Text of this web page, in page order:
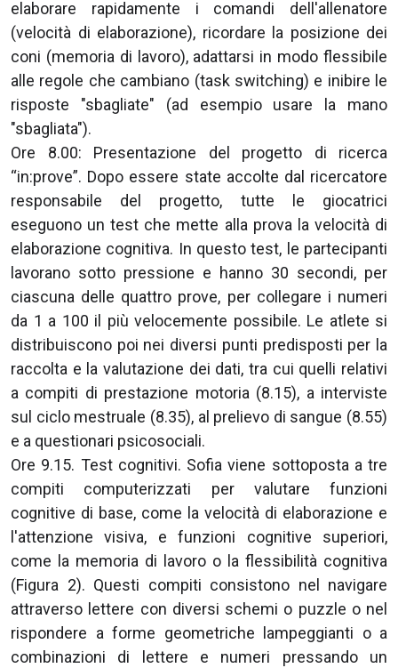
elaborare rapidamente i comandi dell'allenatore
(velocità di elaborazione), ricordare la posizione dei
coni (memoria di lavoro), adattarsi in modo flessibile
alle regole che cambiano (task switching) e inibire le
risposte "sbagliate" (ad esempio usare la mano
"sbagliata").
Ore 8.00: Presentazione del progetto di ricerca
“in:prove”. Dopo essere state accolte dal ricercatore
responsabile del progetto, tutte le giocatrici
eseguono un test che mette alla prova la velocità di
elaborazione cognitiva. In questo test, le partecipanti
lavorano sotto pressione e hanno 30 secondi, per
ciascuna delle quattro prove, per collegare i numeri
da 1 a 100 il più velocemente possibile. Le atlete si
distribuiscono poi nei diversi punti predisposti per la
raccolta e la valutazione dei dati, tra cui quelli relativi
a compiti di prestazione motoria (8.15), a interviste
sul ciclo mestruale (8.35), al prelievo di sangue (8.55)
e a questionari psicosociali.
Ore 9.15. Test cognitivi. Sofia viene sottoposta a tre
compiti computerizzati per valutare funzioni
cognitive di base, come la velocità di elaborazione e
l'attenzione visiva, e funzioni cognitive superiori,
come la memoria di lavoro o la flessibilità cognitiva
(Figura 2). Questi compiti consistono nel navigare
attraverso lettere con diversi schemi o puzzle o nel
rispondere a forme geometriche lampeggianti o a
combinazioni di lettere e numeri pressando un